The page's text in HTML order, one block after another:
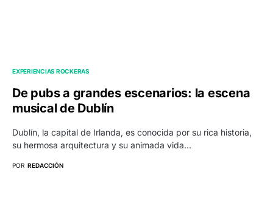
EXPERIENCIAS ROCKERAS
De pubs a grandes escenarios: la escena
musical de Dublín
Dublín, la capital de Irlanda, es conocida por su rica historia,
su hermosa arquitectura y su animada vida…
POR REDACCIÓN